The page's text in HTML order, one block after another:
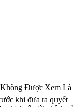
Được Xem Là
khi đưa ra quyết